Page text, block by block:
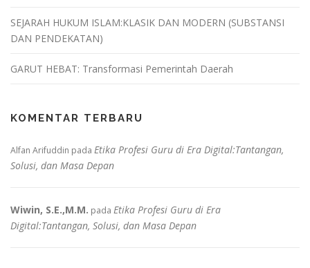
SEJARAH HUKUM ISLAM:KLASIK DAN MODERN (SUBSTANSI
DAN PENDEKATAN)
GARUT HEBAT: Transformasi Pemerintah Daerah
KOMENTAR TERBARU
Alfan Arifuddin pada Etika Profesi Guru di Era Digital:Tantangan,
Solusi, dan Masa Depan
Wiwin, S.E.,M.M. pada Etika Profesi Guru di Era
Digital:Tantangan, Solusi, dan Masa Depan